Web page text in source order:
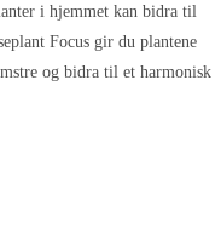
i hjemmet kan bidra til
Focus gir du plantene
og bidra til et harmonisk